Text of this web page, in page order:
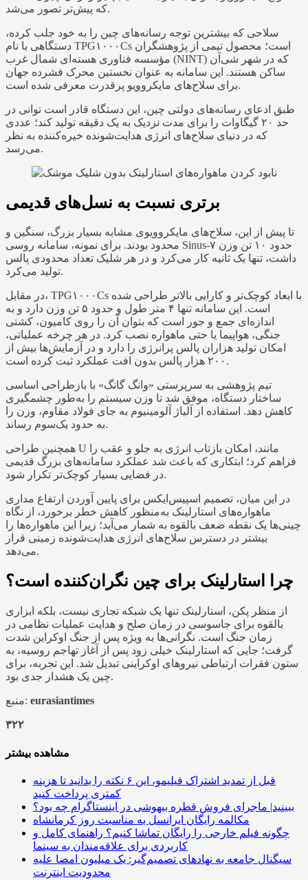
که پیش‌تر تصور می‌شد.
سلاحی که بیشترین توجه رسانه‌های چین را به خود جلب کرده،
دستگاهی با نام TPG۱۰۰۰Cs است؛ محصول تیمی از پژوهشگران
مؤسسه فناوری هسته‌ای شمال غرب (NINT) که در شهر شی‌آن
ساکن هستند. این سامانه به‌ عنوان نخستین محرک فشرده جهان
برای سلاح‌های مایکروویو پرقدرت معرفی شده است.
طبق ادعای رسانه‌های دولتی چین، این دستگاه قادر است توانی در
حد ۲۰ گیگاوات را برای مدت نزدیک به یک دقیقه تولید کند؛ عددی
که در دنیای سلاح‌های انرژی هدایت‌شونده خیره‌کننده به نظر
می‌رسد.
برتری نسبت به نسل‌های قدیمی
تا پیش از این، سلاح‌های مایکروویوی مشابه بسیار بزرگ، سنگین و
محدود بودند. برای نمونه، سامانه روسی Sinus-۷ حدود ۱۰ تن وزن
داشت، تنها یک ثانیه کار می‌کرد و در هر شلیک تعداد محدودی پالس
تولید می‌کرد.
در مقابل، TPG۱۰۰۰Cs با ابعاد کوچک‌تر و کارایی بالاتر طراحی شده
است. این سامانه تنها ۴ متر طول و حدود ۵ تن وزن دارد و به
اندازه‌ای جمع‌ و جور است که بتوان آن را روی کامیون، کشتی
جنگی، هواپیما یا حتی ماهواره نصب کرد. در هر چرخه عملیاتی،
امکان تولید هزاران پالس پرانرژی را دارد و در آزمایش‌ها بیش از
۲۰۰ هزار پالس بدون افت عملکرد ثبت کرده است.
تیم پژوهشی به سرپرستی «وانگ گانگ» با بازطراحی اساسی
ساختار دستگاه، موفق شد تا وزن سیستم را به‌طور چشمگیری
کاهش دهد. استفاده از آلیاژ آلومینیوم به جای فولاد مقاوم، وزن را
به حدود یک‌سوم رساند.
همچنین طراحی U‌ مانند، امکان بازتاب انرژی به جلو و عقب را
فراهم کرد؛ ابتکاری که باعث شد عملکرد سامانه‌های بزرگ قدیمی
در فضایی بسیار کوچک‌تر تکرار شود.
در این میان، تصمیم اسپیس‌ایکس برای پایین آوردن ارتفاع مداری
ماهواره‌های استارلینک به‌منظور کاهش خطر برخورد، از نگاه
چینی‌ها یک نقطه ضعف بالقوه به شمار می‌آید؛ زیرا این ماهواره‌ها را
بیشتر در دسترس سلاح‌های انرژی هدایت‌شونده زمینی قرار
می‌دهد.
چرا استارلینک برای چین نگران‌کننده است؟
از منظر پکن، استارلینک تنها یک شبکه تجاری نیست، بلکه ابزاری
بالقوه برای جاسوسی در زمان صلح و هدایت عملیات نظامی در
زمان جنگ است. نگرانی‌ها به‌ ویژه پس از جنگ اوکراین شدت
گرفت؛ جایی که استارلینک خیلی زود پس از آغاز تهاجم روسیه، به
ستون فقرات ارتباطی نیروهای اوکراینی تبدیل شد. این تجربه، برای
چین یک هشدار جدی بود.
منبع: eurasiantimes
۳۲۲
مشاهده بیشتر
قبل از تمدید اشتراک فیلیمو، این ۶ نکته را بدانید تا هزینه
کمتری پرداخت کنید
ببینید| ماجرای فروش قطره بیهوشی در اینستاگرام چه بود؟
مکالمه رایگان ایرانسل به مناسبت روز کرمانشاه
چگونه فیلم خارجی را رایگان تماشا کنیم؟ راهنمای کامل و
کاربردی برای علاقه‌مندان به سینما
سیگنال جامعه به نهادهای تصمیم‌گیر: یک میلیون امضا علیه
محدودیت اینترنت